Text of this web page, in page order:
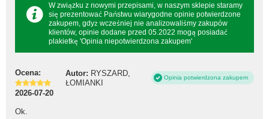
W związku z nowymi przepisami, w naszym sklepie staramy
się prezentować Państwu wiarygodne opinie potwierdzone
zakupem, gdyż wcześniej nie analizowaliśmy zakupów
klientów, opinie dodane przed 05.2022 mogą posiadać
plakietkę 'Opinia niepotwierdzona zakupem'
Ocena: Autor: RYSZARD,
ŁOMIANKI
Opinia potwierdzona zakupem
2026-07-20
Ok.